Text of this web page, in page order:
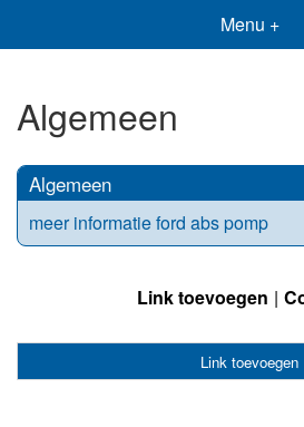
Menu +
Algemeen
Algemeen
meer informatie ford abs pomp
Link toevoegen
Link toevoegen